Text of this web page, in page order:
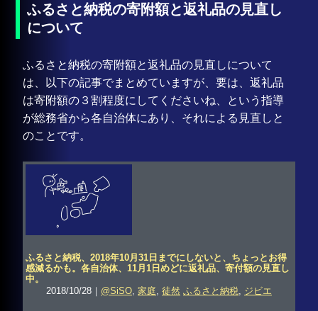
ふるさと納税の寄附額と返礼品の見直し
について
ふるさと納税の寄附額と返礼品の見直しについて
は、以下の記事でまとめていますが、要は、返礼品
は寄附額の３割程度にしてくださいね、という指導
が総務省から各自治体にあり、それによる見直しと
のことです。
ふるさと納税、2018年10月31日までにしないと、ちょっとお得
感減るかも。各自治体、11月1日めどに返礼品、寄付額の見直し
中。
2018/10/28｜ @SiSO, 家庭, 徒然 ふるさと納税, ジビエ